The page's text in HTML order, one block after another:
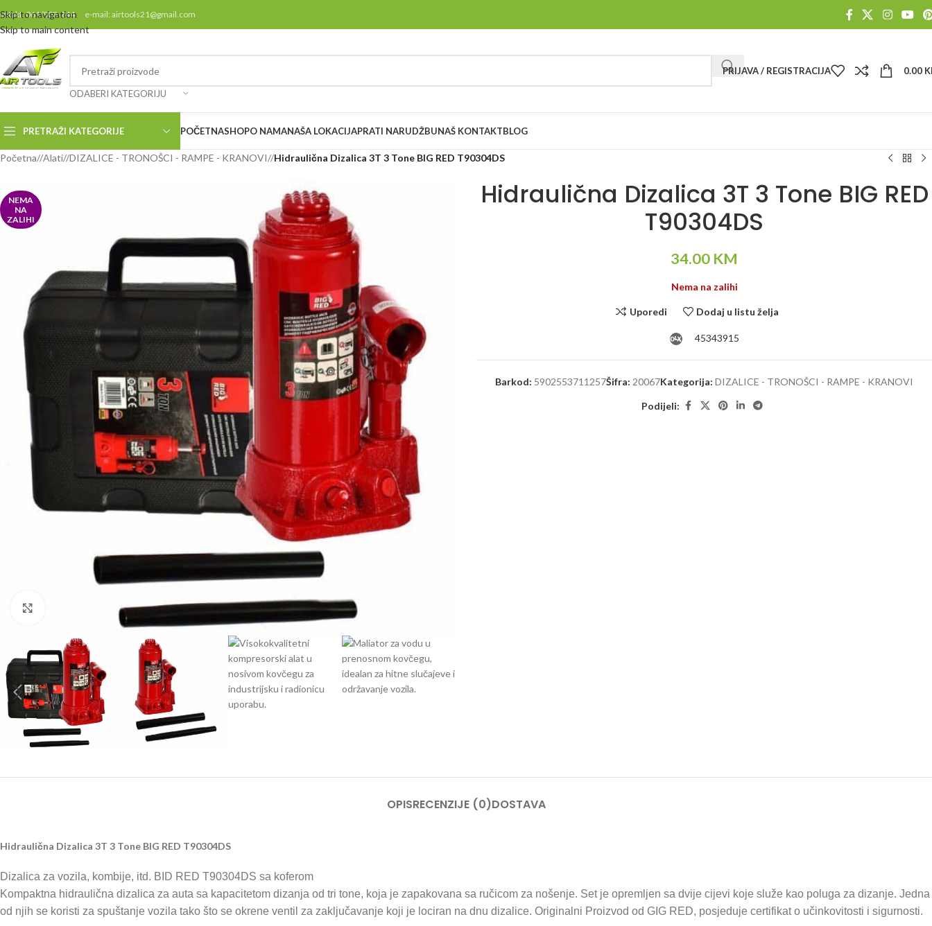
Skip to navigation
Skip to main content
061/808-244 e-mail: airtools21@gmail.com
ODABERI KATEGORIJU
PRIJAVA / REGISTRACIJA 0.00
PRETRAŽI KATEGORIJE POČETNASHOPO NAMANAŠA LOKACIJAPRATI NARUDŽBUNAŠ KONTAKTBLOG
Početna/ Alati/ DIZALICE - TRONOŠCI - RAMPE - KRANOVI/ Hidraulična Dizalica 3T 3 Tone BIG RED T90304DS
NEMA
NA
ZALIHI
Hidraulična Dizalica 3T 3 Tone BIG RED
T90304DS
34.00 KM
Nema na zalihi
Uporedi Dodaj u listu želja
45343915
Barkod: 5902553711257Šifra: 20067Kategorija: DIZALICE - TRONOŠCI - RAMPE - KRANOVI
Podijeli:
OPISRECENZIJE (0)DOSTAVA
Hidraulična Dizalica 3T 3 Tone BIG RED T90304DS
Dizalica za vozila, kombije, itd. BID RED T90304DS sa koferom
Kompaktna hidraulična dizalica za auta sa kapacitetom dizanja od tri tone, koja je zapakovana sa ručicom za nošenje. Set je opremljen sa dvije cijevi koje služe kao poluga za dizanje. Jedna
od njih se koristi za spuštanje vozila tako što se okrene ventil za zaključavanje koji je lociran na dnu dizalice. Originalni Proizvod od GIG RED, posjeduje certifikat o učinkovitosti i sigurnosti.